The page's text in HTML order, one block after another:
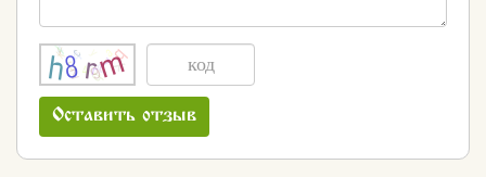
Оставить отзыв